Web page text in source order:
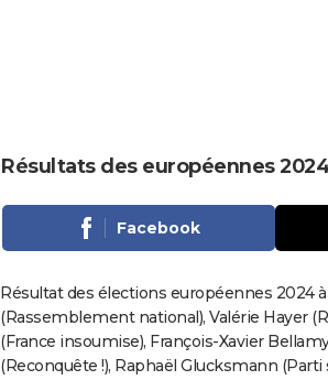
Résultats des européennes
Facebook
Résultat des élections européennes 2024
(Rassemblement national), Valérie Hayer
(France insoumise), François-Xavier
(Reconquête !), Raphaël Glucksmann (Parti